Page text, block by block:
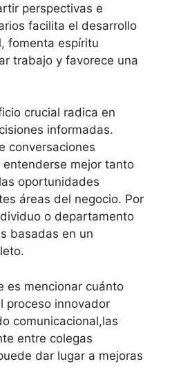
perspectivas e
facilita el desarrollo
fomenta espíritu
trabajo y favorece una
crucial radica en
informadas.
conversaciones
mejor tanto
oportunidades
áreas del negocio. Por
o departamento
basadas en un
es mencionar cuánto
proceso innovador
comunicacional,las
entre colegas
dar lugar a mejoras